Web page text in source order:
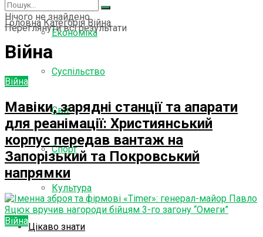
Нічого не знайдено
Переглянути всі результати
Економіка
Суспільство
Світ
Спорт
Культура
Цікаво знати
Головна Категорія Війна
Війна
Війна
Мавіки, зарядні станції та апарати
для реанімації: Християнський
корпус передав вантаж на
Запорізький та Покровський
напрямки
Війна